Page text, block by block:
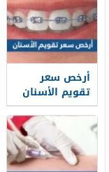
أرخص سعر
تقويم الأسنان
2026 في
السعودية